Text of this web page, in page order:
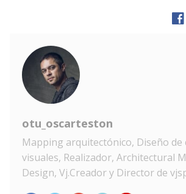
facebook
otu_oscarteston
Mapping arquitectónico, Diseño de
visuales, Realizador, Architectural
Design, Vj.Creador y Director de